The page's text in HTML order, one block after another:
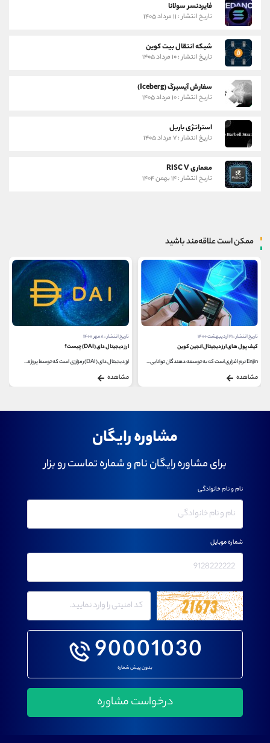
فایردنسر سولانا
تاریخ انتشار : ۱۱ مرداد ۱۴۰۵
شبکه انتقال بیت کوین
تاریخ انتشار : ۱۰ مرداد ۱۴۰۵
سفارش آیسبرگ (Iceberg)
تاریخ انتشار : ۱۰ مرداد ۱۴۰۵
استراتژی باربل
تاریخ انتشار : ۷ مرداد ۱۴۰۵
معماری RISC V
تاریخ انتشار : ۱۴ بهمن ۱۴۰۴
ممکن است علاقه‌مند باشید
تاریخ انتشار : ۲۱ اردیبهشت ۱۴۰۰
کیف پول های ارز دیجیتال انجین کوین
Enjin نرم افزاری است که به توسعه دهندگان توانایی...
مشاهده
تاریخ انتشار : ۸ مهر ۱۴۰۰
ارز دیجیتال دای (DAI) چیست؟
ارز دیجیتال دای (DAI) رمزارزی است که توسط پروژه...
مشاهده
مشاوره رایگان
برای مشاوره رایگان نام و شماره تماست رو بزار
90001030
بدون پیش شماره
نام و نام خانوادگی
شماره موبایل